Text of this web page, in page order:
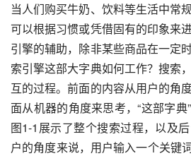
当人们购买牛奶、饮料等生活中常
可以根据习惯或凭借固有的印象来
引擎的辅助，除非某些商品在一定
索引擎这部大字典如何工作？搜索
互的过程。前面的内容从用户的角
面从机器的角度来思考，“这部字典
图1-1展示了整个搜索过程，以及
户的角度来说，用户输入一个关键